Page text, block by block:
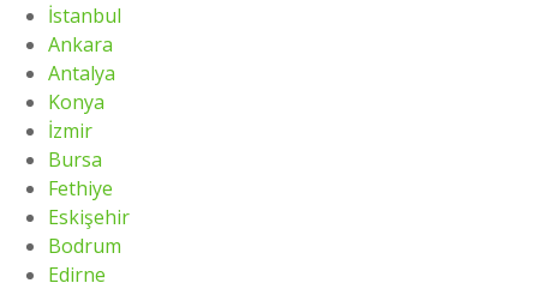
İstanbul
Ankara
Antalya
Konya
İzmir
Bursa
Fethiye
Eskişehir
Bodrum
Edirne